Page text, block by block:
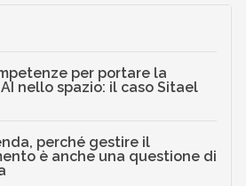
per portare la
nello spazio: il caso Sitael
perché gestire il
è anche una questione di